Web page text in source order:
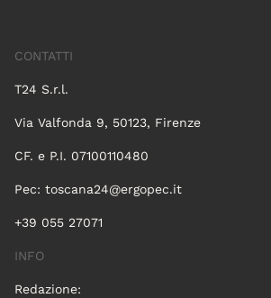
CONTATTI
T24 S.r.l.
Via Valfonda 9, 50123, Firenze
CF. e P.I. 07100110480
Pec: toscana24@ergopec.it
+39 055 27071
INFO
Redazione: